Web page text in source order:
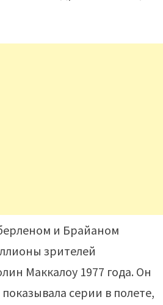
и Брайаном
зрителей
Маккалоу 1977 года. Он
серии в полете,